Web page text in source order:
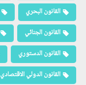
القانون البحري
القانون الجنائي
القانون الدستوري
القانون الدولي الاقتصادي